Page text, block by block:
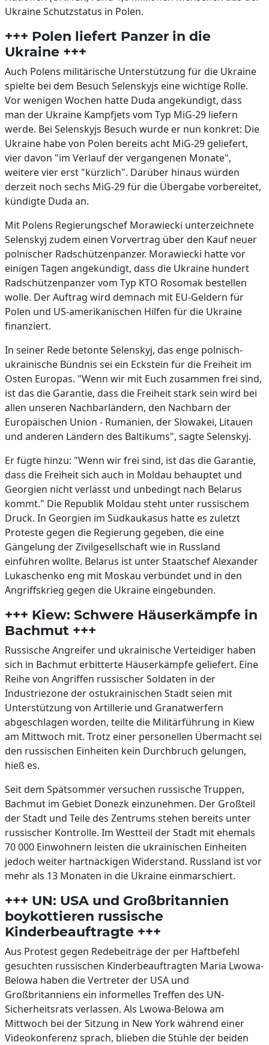
Ukraine Schutzstatus in Polen.
+++ Polen liefert Panzer in die
Ukraine +++
Auch Polens militärische Unterstützung für die Ukraine
spielte bei dem Besuch Selenskyjs eine wichtige Rolle.
Vor wenigen Wochen hatte Duda angekündigt, dass
man der Ukraine Kampfjets vom Typ MiG-29 liefern
werde. Bei Selenskyjs Besuch wurde er nun konkret: Die
Ukraine habe von Polen bereits acht MiG-29 geliefert,
vier davon "im Verlauf der vergangenen Monate",
weitere vier erst "kürzlich". Darüber hinaus würden
derzeit noch sechs MiG-29 für die Übergabe vorbereitet,
kündigte Duda an.
Mit Polens Regierungschef Morawiecki unterzeichnete
Selenskyj zudem einen Vorvertrag über den Kauf neuer
polnischer Radschützenpanzer. Morawiecki hatte vor
einigen Tagen angekündigt, dass die Ukraine hundert
Radschützenpanzer vom Typ KTO Rosomak bestellen
wolle. Der Auftrag wird demnach mit EU-Geldern für
Polen und US-amerikanischen Hilfen für die Ukraine
finanziert.
In seiner Rede betonte Selenskyj, das enge polnisch-
ukrainische Bündnis sei ein Eckstein für die Freiheit im
Osten Europas. "Wenn wir mit Euch zusammen frei sind,
ist das die Garantie, dass die Freiheit stark sein wird bei
allen unseren Nachbarländern, den Nachbarn der
Europäischen Union - Rumänien, der Slowakei, Litauen
und anderen Ländern des Baltikums", sagte Selenskyj.
Er fügte hinzu: "Wenn wir frei sind, ist das die Garantie,
dass die Freiheit sich auch in Moldau behauptet und
Georgien nicht verlässt und unbedingt nach Belarus
kommt." Die Republik Moldau steht unter russischem
Druck. In Georgien im Südkaukasus hatte es zuletzt
Proteste gegen die Regierung gegeben, die eine
Gängelung der Zivilgesellschaft wie in Russland
einführen wollte. Belarus ist unter Staatschef Alexander
Lukaschenko eng mit Moskau verbündet und in den
Angriffskrieg gegen die Ukraine eingebunden.
+++ Kiew: Schwere Häuserkämpfe in
Bachmut +++
Russische Angreifer und ukrainische Verteidiger haben
sich in Bachmut erbitterte Häuserkämpfe geliefert. Eine
Reihe von Angriffen russischer Soldaten in der
Industriezone der ostukrainischen Stadt seien mit
Unterstützung von Artillerie und Granatwerfern
abgeschlagen worden, teilte die Militärführung in Kiew
am Mittwoch mit. Trotz einer personellen Übermacht sei
den russischen Einheiten kein Durchbruch gelungen,
hieß es.
Seit dem Spätsommer versuchen russische Truppen,
Bachmut im Gebiet Donezk einzunehmen. Der Großteil
der Stadt und Teile des Zentrums stehen bereits unter
russischer Kontrolle. Im Westteil der Stadt mit ehemals
70 000 Einwohnern leisten die ukrainischen Einheiten
jedoch weiter hartnäckigen Widerstand. Russland ist vor
mehr als 13 Monaten in die Ukraine einmarschiert.
+++ UN: USA und Großbritannien
boykottieren russische
Kinderbeauftragte +++
Aus Protest gegen Redebeiträge der per Haftbefehl
gesuchten russischen Kinderbeauftragten Maria Lwowa-
Belowa haben die Vertreter der USA und
Großbritanniens ein informelles Treffen des UN-
Sicherheitsrats verlassen. Als Lwowa-Belowa am
Mittwoch bei der Sitzung in New York während einer
Videokonferenz sprach, blieben die Stühle der beiden